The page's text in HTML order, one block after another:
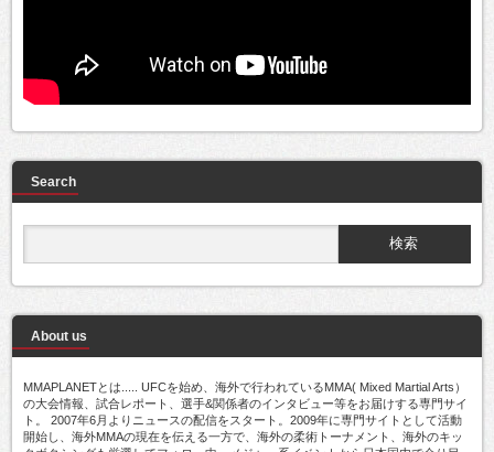
Search
About us
MMAPLANETとは..... UFCを始め、海外で行われているMMA( Mixed Martial Arts）
の大会情報、試合レポート、選手&関係者のインタビュー等をお届けする専門サイ
ト。 2007年6月よりニュースの配信をスタート。2009年に専門サイトとして活動
開始し、海外MMAの現在を伝える一方で、海外の柔術トーナメント、海外のキッ